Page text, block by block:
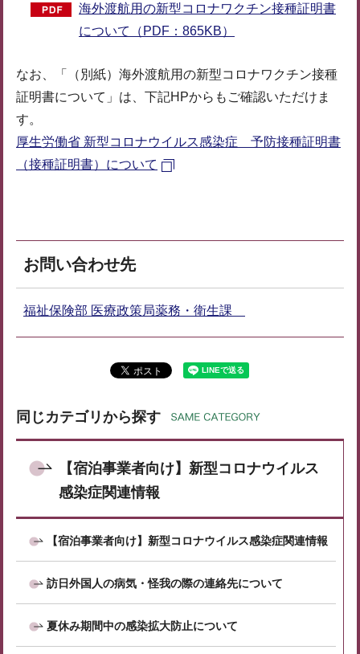
海外渡航用の新型コロナワクチン接種証明書
について（PDF：865KB）
なお、「（別紙）海外渡航用の新型コロナワクチン接種
証明書について」は、下記HPからもご確認いただけま
す。
厚生労働省 新型コロナウイルス感染症 予防接種証明書
（接種証明書）について
お問い合わせ先
福祉保険部 医療政策局薬務・衛生課
同じカテゴリから探す
【宿泊事業者向け】新型コロナウイルス
感染症関連情報
【宿泊事業者向け】新型コロナウイルス感染症関連情報
訪日外国人の病気・怪我の際の連絡先について
夏休み期間中の感染拡大防止について